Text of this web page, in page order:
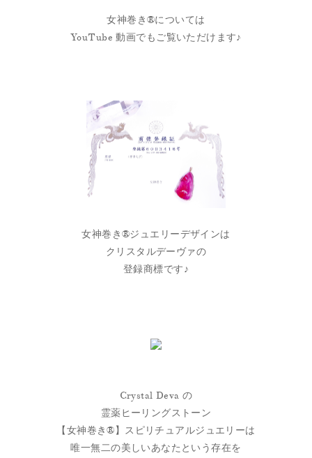
女神巻き®については
YouTube 動画でもご覧いただけます♪
女神巻き®ジュエリーデザインは
クリスタルデーヴァの
登録商標です♪
Crystal Deva の
霊薬ヒーリングストーン
【女神巻き®】スピリチュアルジュエリーは
唯一無二の美しいあなたという存在を